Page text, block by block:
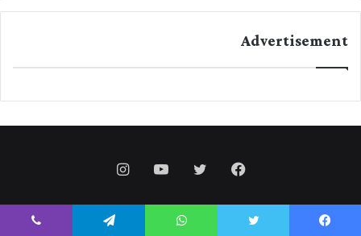
Advertisement
Facebook
Twitter
YouTube